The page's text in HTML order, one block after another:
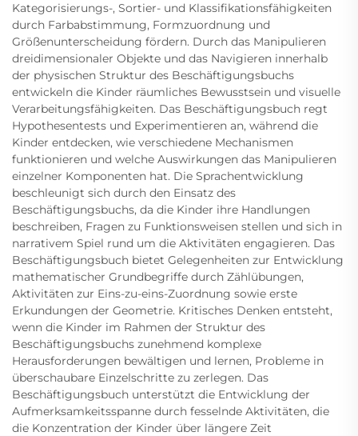
Kategorisierungs-, Sortier- und Klassifikationsfähigkeiten
durch Farbabstimmung, Formzuordnung und
Größenunterscheidung fördern. Durch das Manipulieren
dreidimensionaler Objekte und das Navigieren innerhalb
der physischen Struktur des Beschäftigungsbuchs
entwickeln die Kinder räumliches Bewusstsein und visuelle
Verarbeitungsfähigkeiten. Das Beschäftigungsbuch regt
Hypothesentests und Experimentieren an, während die
Kinder entdecken, wie verschiedene Mechanismen
funktionieren und welche Auswirkungen das Manipulieren
einzelner Komponenten hat. Die Sprachentwicklung
beschleunigt sich durch den Einsatz des
Beschäftigungsbuchs, da die Kinder ihre Handlungen
beschreiben, Fragen zu Funktionsweisen stellen und sich in
narrativem Spiel rund um die Aktivitäten engagieren. Das
Beschäftigungsbuch bietet Gelegenheiten zur Entwicklung
mathematischer Grundbegriffe durch Zählübungen,
Aktivitäten zur Eins-zu-eins-Zuordnung sowie erste
Erkundungen der Geometrie. Kritisches Denken entsteht,
wenn die Kinder im Rahmen der Struktur des
Beschäftigungsbuchs zunehmend komplexe
Herausforderungen bewältigen und lernen, Probleme in
überschaubare Einzelschritte zu zerlegen. Das
Beschäftigungsbuch unterstützt die Entwicklung der
Aufmerksamkeitsspanne durch fesselnde Aktivitäten, die
die Konzentration der Kinder über längere Zeit